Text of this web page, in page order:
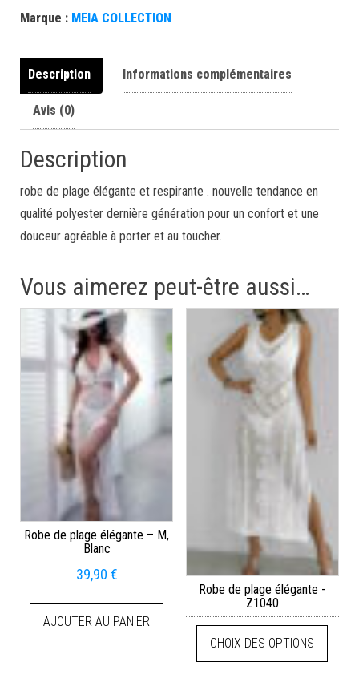
Marque : MEIA COLLECTION
Description Informations complémentaires
Avis (0)
Description
robe de plage élégante et respirante . nouvelle tendance en
qualité polyester dernière génération pour un confort et une
douceur agréable à porter et au toucher.
Vous aimerez peut-être aussi…
Robe de plage élégante – M,
Blanc
39,90 €
AJOUTER AU PANIER
Robe de plage élégante -
Z1040
CHOIX DES OPTIONS